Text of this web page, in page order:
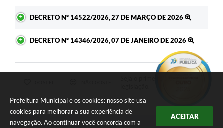
Prefeitura Municipal e os cookies: nosso site usa
cookies para melhorar a sua experiência de
navegação. Ao continuar você concorda com a
ACEITAR
DECRETO Nº 14522/2026, 27 DE MARÇO DE 2026
DECRETO Nº 14346/2026, 07 DE JANEIRO DE 2026